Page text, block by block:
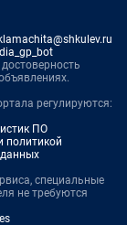
регулируются:
ПО
политикой
специальные
не требуются